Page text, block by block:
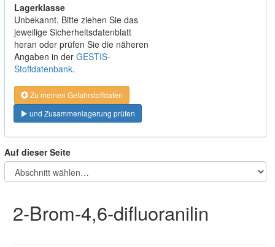
Lagerklasse
Unbekannt. Bitte ziehen Sie das
jeweilige Sicherheitsdatenblatt
heran oder prüfen Sie die näheren
Angaben in der GESTIS-
Stoffdatenbank.
Zu meinen Gefahrstoffdaten
und Zusammenlagerung prüfen
Auf dieser Seite
2-Brom-4,6-difluoranilin